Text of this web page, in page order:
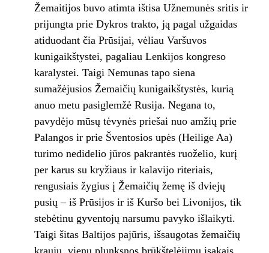
Žemaitijos buvo atimta ištisa Užnemunės sritis ir
prijungta prie Dykros trakto, ją pagal užgaidas
atiduodant čia Prūsijai, vėliau Varšuvos
kunigaikštystei, pagaliau Lenkijos kongreso
karalystei. Taigi Nemunas tapo siena
sumažėjusios Žemaičių kunigaikštystės, kurią
anuo metu pasiglemžė Rusija. Negana to,
pavydėjo mūsų tėvynės priešai nuo amžių prie
Palangos ir prie Šventosios upės (Heilige Aa)
turimo nedidelio jūros pakrantės ruoželio, kurį
per karus su kryžiaus ir kalavijo riteriais,
rengusiais žygius į Žemaičių žemę iš dviejų
pusių – iš Prūsijos ir iš Kuršo bei Livonijos, tik
stebėtinu gyventojų narsumu pavyko išlaikyti.
Taigi šitas Baltijos pajūris, išsaugotas žemaičių